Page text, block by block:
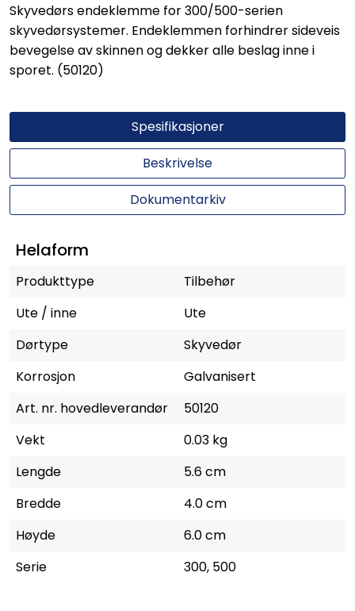
Skyvedørs endeklemme for 300/500-serien
skyvedørsystemer. Endeklemmen forhindrer sideveis
bevegelse av skinnen og dekker alle beslag inne i
sporet. (50120)
Spesifikasjoner
Beskrivelse
Dokumentarkiv
Helaform
Produkttype
Tilbehør
Ute / inne
Ute
Dørtype
Skyvedør
Korrosjon
Galvanisert
Art. nr. hovedleverandør
50120
Vekt
0.03 kg
Lengde
5.6 cm
Bredde
4.0 cm
Høyde
6.0 cm
Serie
300, 500